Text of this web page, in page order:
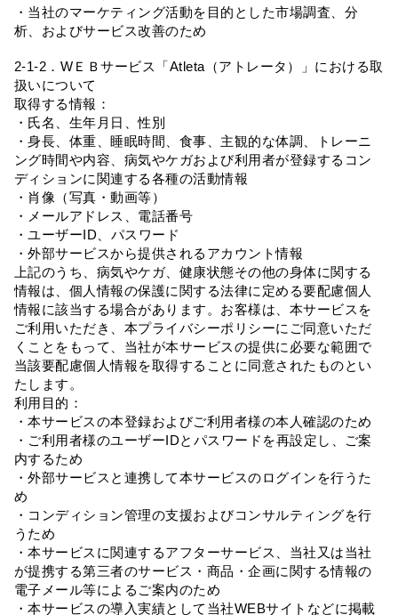
・当社のマーケティング活動を目的とした市場調査、分
析、およびサービス改善のため
2-1-2．WＥＢサービス「Atleta（アトレータ）」における取
扱いについて
取得する情報：
・氏名、生年月日、性別
・身長、体重、睡眠時間、食事、主観的な体調、トレーニ
ング時間や内容、病気やケガおよび利用者が登録するコン
ディションに関連する各種の活動情報
・肖像（写真・動画等）
・メールアドレス、電話番号
・ユーザーID、パスワード
・外部サービスから提供されるアカウント情報
上記のうち、病気やケガ、健康状態その他の身体に関する
情報は、個人情報の保護に関する法律に定める要配慮個人
情報に該当する場合があります。お客様は、本サービスを
ご利用いただき、本プライバシーポリシーにご同意いただ
くことをもって、当社が本サービスの提供に必要な範囲で
当該要配慮個人情報を取得することに同意されたものとい
たします。
利用目的：
・本サービスの本登録およびご利用者様の本人確認のため
・ご利用者様のユーザーIDとパスワードを再設定し、ご案
内するため
・外部サービスと連携して本サービスのログインを行うた
め
・コンディション管理の支援およびコンサルティングを行
うため
・本サービスに関連するアフターサービス、当社又は当社
が提携する第三者のサービス・商品・企画に関する情報の
電子メール等によるご案内のため
・本サービスの導入実績として当社WEBサイトなどに掲載